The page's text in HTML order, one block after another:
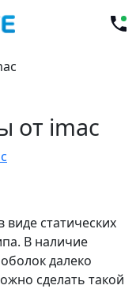
от imac
статических
В наличие
далеко
сделать такой